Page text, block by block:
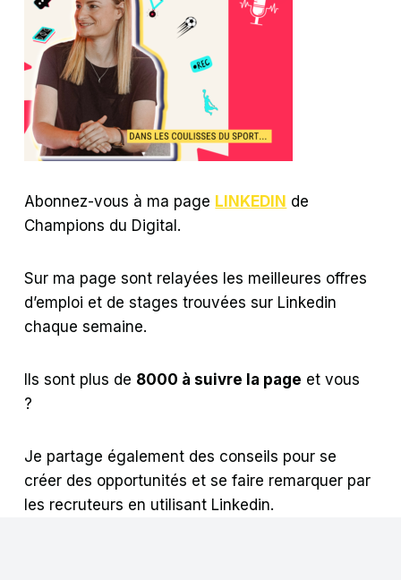
Abonnez-vous à ma page LINKEDIN de
Champions du Digital.
Sur ma page sont relayées les meilleures offres
d’emploi et de stages trouvées sur Linkedin
chaque semaine.
Ils sont plus de 8000 à suivre la page et vous
?
Je partage également des conseils pour se
créer des opportunités et se faire remarquer par
les recruteurs en utilisant Linkedin.